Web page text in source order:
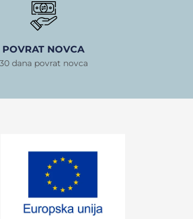
POVRAT NOVCA
30 dana povrat novca